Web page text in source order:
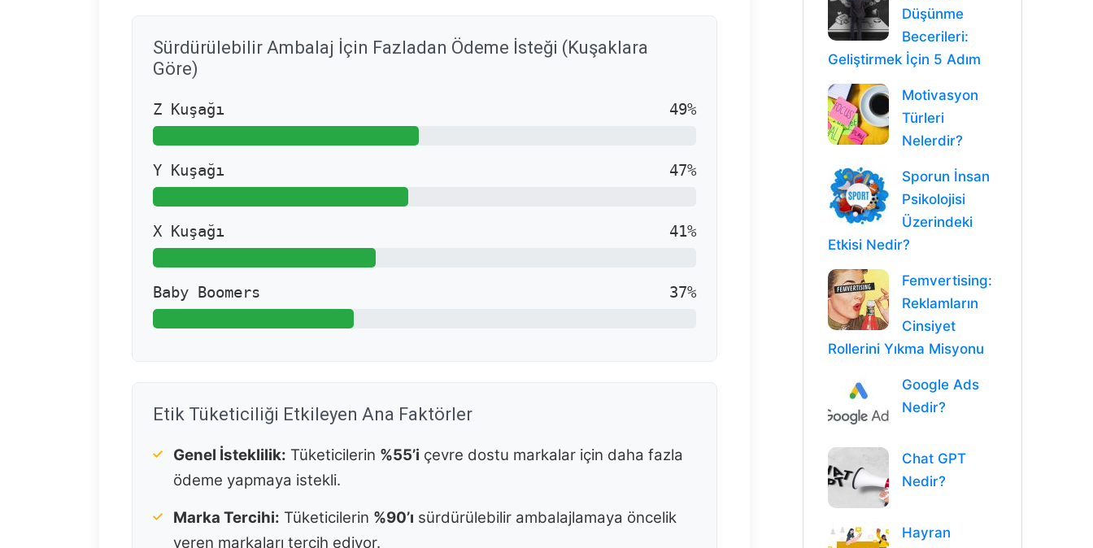
Düşünme
Becerileri:
Geliştirmek İçin 5 Adım
Motivasyon
Türleri
Nelerdir?
Sporun İnsan
Psikolojisi
Üzerindeki
Etkisi Nedir?
Femvertising:
Reklamların
Cinsiyet
Rollerini Yıkma Misyonu
Google Ads
Nedir?
Chat GPT
Nedir?
Hayran
Sürdürülebilir Ambalaj İçin Fazladan Ödeme İsteği (Kuşaklara
Göre)
Z Kuşağı 49%
Y Kuşağı 47%
X Kuşağı 41%
Baby Boomers 37%
Etik Tüketiciliği Etkileyen Ana Faktörler
Genel İsteklilik: Tüketicilerin %55’i çevre dostu markalar için daha fazla
ödeme yapmaya istekli.
Marka Tercihi: Tüketicilerin %90’ı sürdürülebilir ambalajlamaya öncelik
veren markaları tercih ediyor.